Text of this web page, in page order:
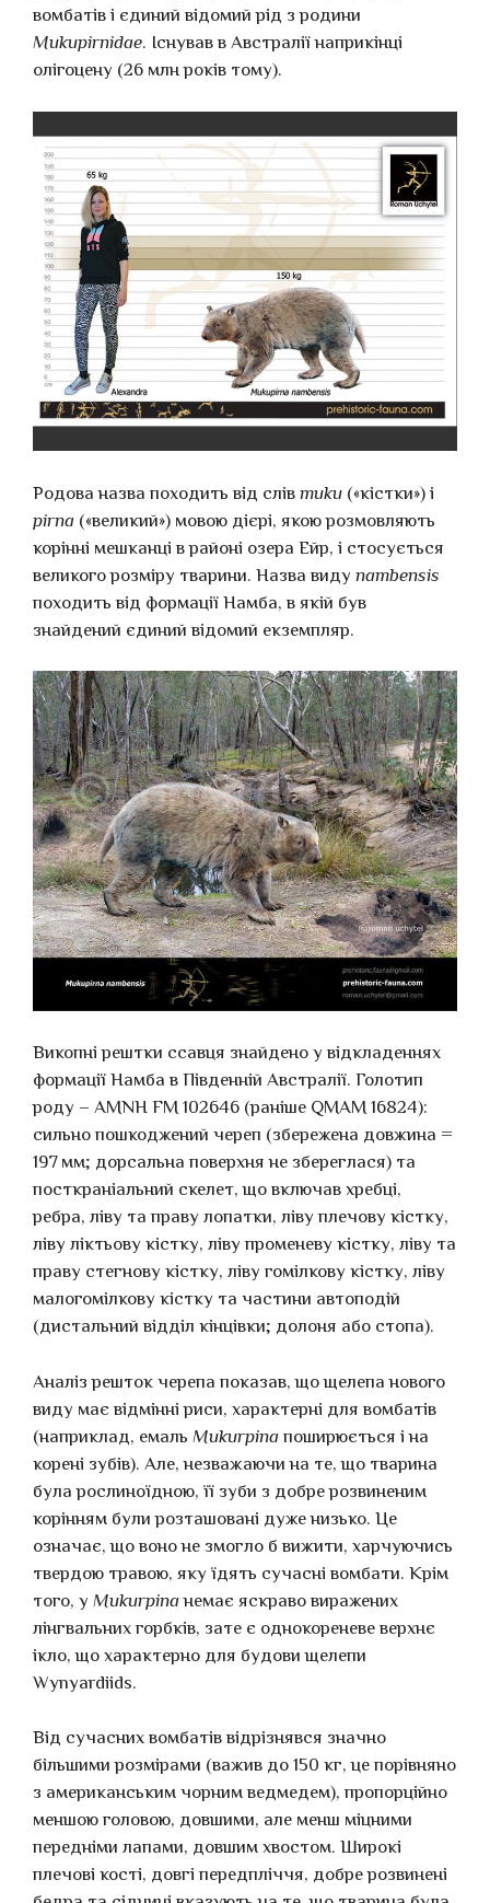
вомбатів і єдиний відомий рід з родини
Mukupirnidae. Існував в Австралії наприкінці
олігоцену (26 млн років тому).
Родова назва походить від слів muku («кістки») і
pirna («великий») мовою дієрі, якою розмовляють
корінні мешканці в районі озера Ейр, і стосується
великого розміру тварини. Назва виду nambensis
походить від формації Намба, в якій був
знайдений єдиний відомий екземпляр.
Викопні рештки ссавця знайдено у відкладеннях
формації Намба в Південній Австралії. Голотип
роду – AMNH FM 102646 (раніше QMAM 16824):
сильно пошкоджений череп (збережена довжина =
197 мм; дорсальна поверхня не збереглася) та
посткраніальний скелет, що включав хребці,
ребра, ліву та праву лопатки, ліву плечову кістку,
ліву ліктьову кістку, ліву променеву кістку, ліву та
праву стегнову кістку, ліву гомілкову кістку, ліву
малогомілкову кістку та частини автоподій
(дистальний відділ кінцівки; долоня або стопа).
Аналіз решток черепа показав, що щелепа нового
виду має відмінні риси, характерні для вомбатів
(наприклад, емаль Mukurpinaпоширюється і на
корені зубів). Але, незважаючи на те, що тварина
була рослиноїдною, її зуби з добре розвиненим
корінням були розташовані дуже низько. Це
означає, що воно не змогло б вижити, харчуючись
твердою травою, яку їдять сучасні вомбати. Крім
того, у Mukurpinaнемає яскраво виражених
лінгвальних горбків, зате є однокореневе верхнє
ікло, що характерно для будови щелепи
Wynyardiids.
Від сучасних вомбатів відрізнявся значно
більшими розмірами (важив до 150 кг, це порівняно
з американським чорним ведмедем), пропорційно
меншою головою, довшими, але менш міцними
передніми лапами, довшим хвостом. Широкі
плечові кості, довгі передпліччя, добре розвинені